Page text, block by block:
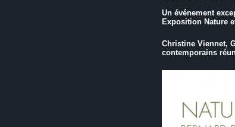
Un événement
Exposition Nature
Christine Viennet,
contemporains